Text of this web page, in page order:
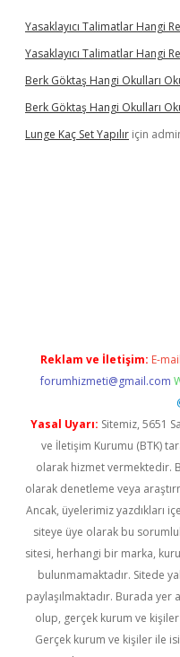
Yasaklayıcı Talimatlar Hangi
Yasaklayıcı Talimatlar Hangi
Berk Göktaş Hangi Okulları
Berk Göktaş Hangi Okulları
Lunge Kaç Set Yapılır için
Reklam ve İletişim: E-
forumhizmeti@gmail.com
Yasal Uyarı: Sitemiz, 5651
ve İletişim Kurumu (BTK)
olarak hizmet vermektedir.
olarak denetleme veya
Ancak, üyelerimiz yazdıkları
siteye üye olarak bu
sitesi, herhangi bir marka,
bulunmamaktadır. Sitede
paylaşılmaktadır. Burada
olup, gerçek kurum ve kişiler
Gerçek kurum ve kişiler ile